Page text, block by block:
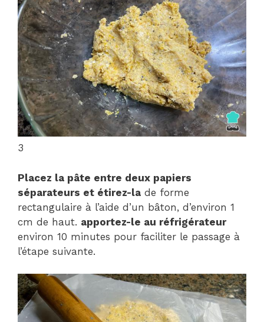
3
Placez la pâte entre deux papiers
séparateurs et étirez-la de forme
rectangulaire à l’aide d’un bâton, d’environ 1
cm de haut. apportez-le au réfrigérateur
environ 10 minutes pour faciliter le passage à
l’étape suivante.